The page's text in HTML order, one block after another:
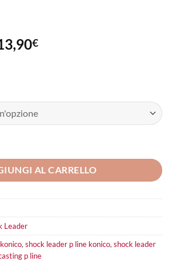
€
AL CARRELLO
Leader
, shock leader p line konico, shock leader
p line